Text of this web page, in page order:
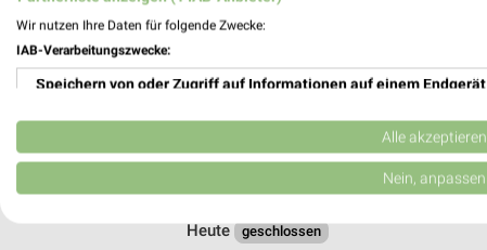
253,20 km
DEICHMANN Bad Salzdetfurth
31162 Bad Salzdetfurth
Heute
geschlossen
Wir nutzen Ihre Daten für folgende Zwecke:
IAB-Verarbeitungszwecke:
Speichern von oder Zugriff auf Informationen auf einem Endgerät
Verwendung reduzierter Daten zur Auswahl von Werbeanzeigen
Erstellung von Profilen für personalisierte Werbung
Alle akzeptieren
Nein, anpassen